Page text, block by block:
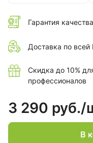
Гарантия
Доставка по
Скидка до 10%
профессионалов
3 290 руб./
В